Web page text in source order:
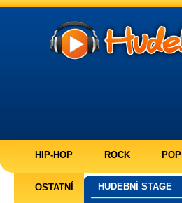
HIP-HOP ROCK POP
OSTATNÍ HUDEBNÍ STAGE